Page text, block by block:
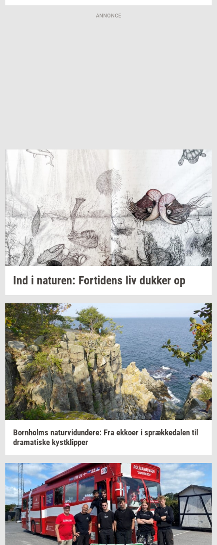
ANNONCE
Ind i na­tu­ren: For­ti­dens liv duk­ker op
Born­holms na­tur­vi­dun­de­re: Fra ek­ko­er i spræk­ke­da­len til
dra­ma­ti­ske kyst­klip­per